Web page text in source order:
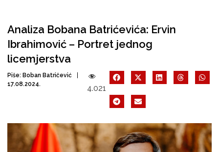
Analiza Bobana Batrićevića: Ervin
Ibrahimović – Portret jednog
licemjerstva
Piše: Boban Batričević
17.08.2024.
4.021